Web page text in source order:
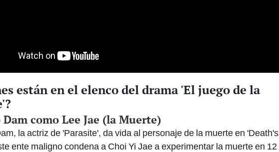
están en el elenco del drama 'El juego de la
Dam como Lee Jae (la Muerte)
la actriz de 'Parasite', da vida al personaje de la muerte en 'Death's
ente maligno condena a Choi Yi Jae a experimentar la muerte en 12